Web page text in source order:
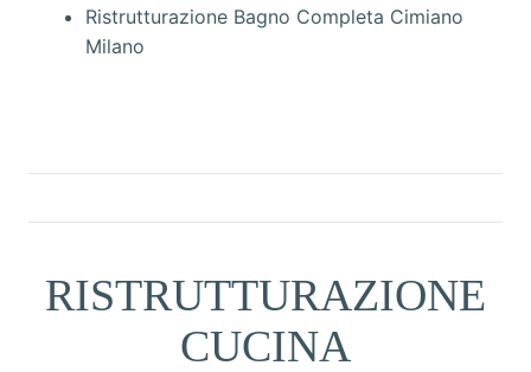
Ristrutturazione Bagno Completa Cimiano
Milano
RISTRUTTURAZIONE
CUCINA